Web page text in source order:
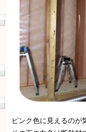
ピンク色に見えるのが